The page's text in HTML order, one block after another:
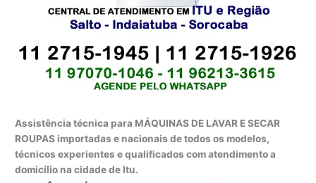
Assistência técnica para MÁQUINAS DE LAVAR E SECAR
ROUPAS importadas e nacionais de todos os modelos,
técnicos experientes e qualificados com atendimento a
domicílio na cidade de Itu.